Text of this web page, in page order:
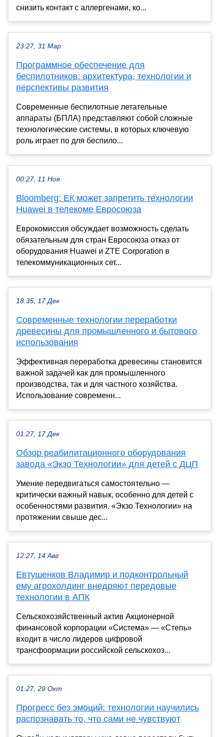
снизить контакт с аллергенами, ко...
23:27, 31 Мар
Программное обеспечение для
беспилотников: архитектура, технологии и
перспективы развития
Современные беспилотные летательные
аппараты (БПЛА) представляют собой сложные
технологические системы, в которых ключевую
роль играет по для беспило...
00:27, 11 Ноя
Bloomberg: ЕК может запретить технологии
Huawei в телекоме Евросоюза
Еврокомиссия обсуждает возможность сделать
обязательным для стран Евросоюза отказ от
оборудования Huawei и ZTE Corporation в
телекоммуникационных сет...
18:35, 17 Дек
Современные технологии переработки
древесины для промышленного и бытового
использования
Эффективная переработка древесины становится
важной задачей как для промышленного
производства, так и для частного хозяйства.
Использование современн...
01:27, 17 Дек
Обзор реабилитационного оборудования
завода «Экзо Технологии» для детей с ДЦП
Умение передвигаться самостоятельно —
критически важный навык, особенно для детей с
особенностями развития. «Экзо Технологии» на
протяжении свыше дес...
12:27, 14 Авг
Евтушенков Владимир и подконтрольный
ему агрохолдинг внедряют передовые
технологии в АПК
Сельскохозяйственный актив Акционерной
финансовой корпорации «Система» — «Степь»
входит в число лидеров цифровой
трансфоормации российской сельскохоз...
01:27, 29 Окт
Прогресс без эмоций: технологии научились
распознавать то, что сами не чувствуют